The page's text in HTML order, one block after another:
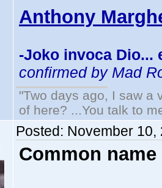
Anthony
-Joko invoca
confirmed by Mad
"Two days ago, I saw a
of here? ...You talk to
Posted: November 10,
Common